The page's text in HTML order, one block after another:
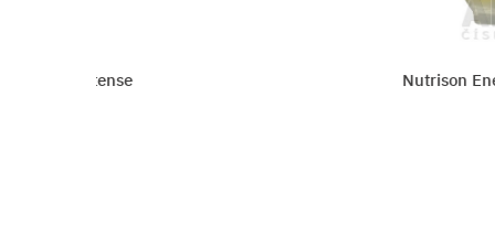
Nutrison Energy Multi